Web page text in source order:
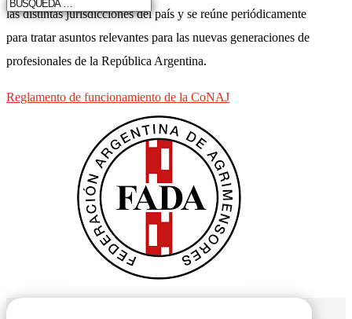
las distintas jurisdicciones del país y se reúne periódicamente
para tratar asuntos relevantes para las nuevas generaciones de
profesionales de la República Argentina.
Reglamento de funcionamiento de la CoNAJ